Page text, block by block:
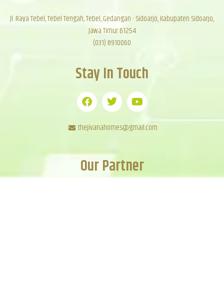
Jl. Raya Tebel, Tebel Tengah, Tebel, Gedangan - Sidoarjo, Kabupaten Sidoarjo,
Jawa Timur 61254
(031) 8910060
Stay In Touch
thejivanahomes@gmail.com
Our Partner